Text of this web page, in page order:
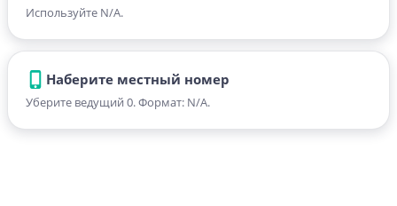
Используйте N/A.
Наберите местный номер
Уберите ведущий 0. Формат: N/A.